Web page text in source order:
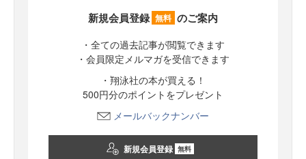
新規会員登録 無料 のご案内
・全ての過去記事が閲覧できます
・会員限定メルマガを受信できます
・翔泳社の本が買える！
500円分のポイントをプレゼント
メールバックナンバー
新規会員登録 無料